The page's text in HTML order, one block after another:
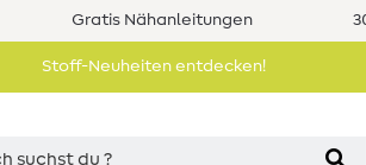
Gratis Nähanleitungen
Stoff-Neuheiten entdecken!